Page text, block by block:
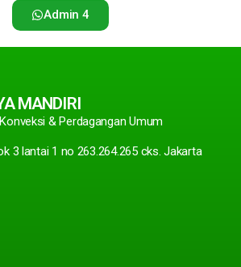
Admin 4
MANDIRI
& Perdagangan Umum
3 lantai 1 no 263.264.265 cks. Jakarta